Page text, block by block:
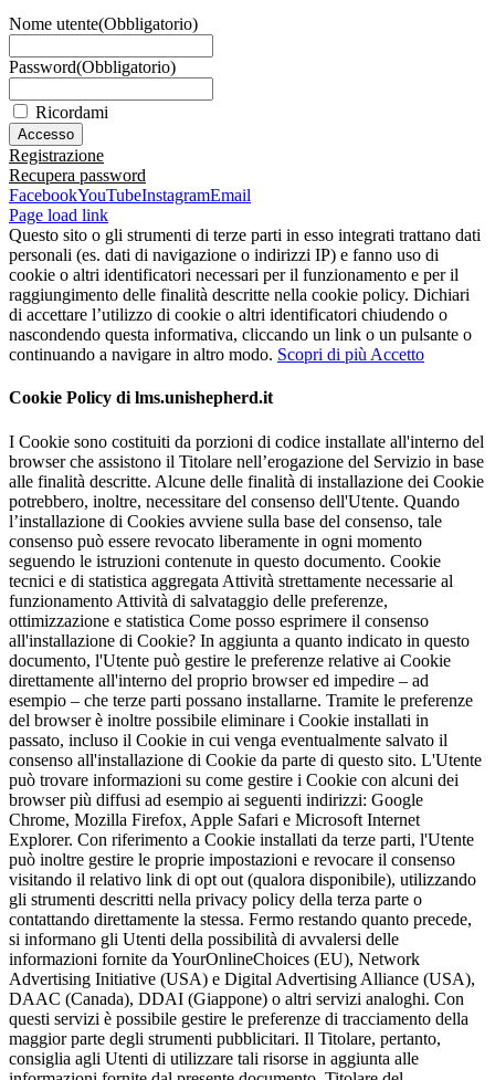
Nome utente(Obbligatorio)
Password(Obbligatorio)
Ricordami
Registrazione
Recupera password
FacebookYouTubeInstagramEmail
Page load link
Questo sito o gli strumenti di terze parti in esso integrati trattano dati
personali (es. dati di navigazione o indirizzi IP) e fanno uso di
cookie o altri identificatori necessari per il funzionamento e per il
raggiungimento delle finalità descritte nella cookie policy. Dichiari
di accettare l’utilizzo di cookie o altri identificatori chiudendo o
nascondendo questa informativa, cliccando un link o un pulsante o
continuando a navigare in altro modo. Scopri di più Accetto
Cookie Policy di lms.unishepherd.it
I Cookie sono costituiti da porzioni di codice installate all'interno del
browser che assistono il Titolare nell’erogazione del Servizio in base
alle finalità descritte. Alcune delle finalità di installazione dei Cookie
potrebbero, inoltre, necessitare del consenso dell'Utente. Quando
l’installazione di Cookies avviene sulla base del consenso, tale
consenso può essere revocato liberamente in ogni momento
seguendo le istruzioni contenute in questo documento. Cookie
tecnici e di statistica aggregata Attività strettamente necessarie al
funzionamento Attività di salvataggio delle preferenze,
ottimizzazione e statistica Come posso esprimere il consenso
all'installazione di Cookie? In aggiunta a quanto indicato in questo
documento, l'Utente può gestire le preferenze relative ai Cookie
direttamente all'interno del proprio browser ed impedire – ad
esempio – che terze parti possano installarne. Tramite le preferenze
del browser è inoltre possibile eliminare i Cookie installati in
passato, incluso il Cookie in cui venga eventualmente salvato il
consenso all'installazione di Cookie da parte di questo sito. L'Utente
può trovare informazioni su come gestire i Cookie con alcuni dei
browser più diffusi ad esempio ai seguenti indirizzi: Google
Chrome, Mozilla Firefox, Apple Safari e Microsoft Internet
Explorer. Con riferimento a Cookie installati da terze parti, l'Utente
può inoltre gestire le proprie impostazioni e revocare il consenso
visitando il relativo link di opt out (qualora disponibile), utilizzando
gli strumenti descritti nella privacy policy della terza parte o
contattando direttamente la stessa. Fermo restando quanto precede,
si informano gli Utenti della possibilità di avvalersi delle
informazioni fornite da YourOnlineChoices (EU), Network
Advertising Initiative (USA) e Digital Advertising Alliance (USA),
DAAC (Canada), DDAI (Giappone) o altri servizi analoghi. Con
questi servizi è possibile gestire le preferenze di tracciamento della
maggior parte degli strumenti pubblicitari. Il Titolare, pertanto,
consiglia agli Utenti di utilizzare tali risorse in aggiunta alle